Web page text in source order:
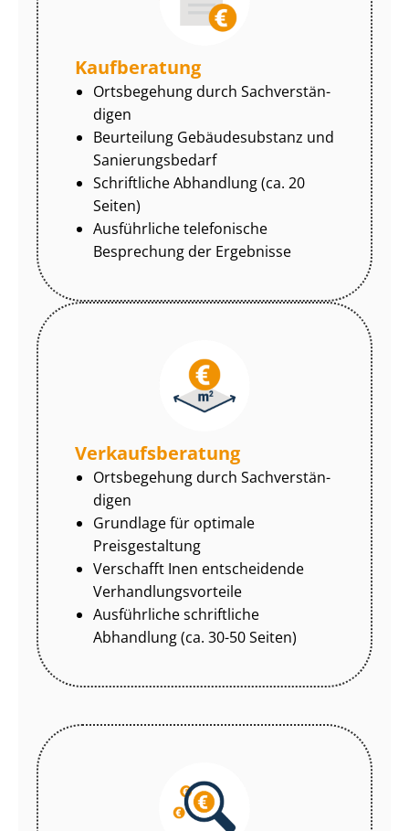
Kaufberatung
Ortsbegehung durch Sach­ver­stän­
di­gen
Beurteilung Gebäudesubstanz und
Sa­nie­rungs­be­darf
Schriftliche Abhandlung (ca. 20
Seiten)
Ausführliche telefonische
Besprechung der Ergebnisse
Ver­kaufs­be­ra­tung
Ortsbegehung durch Sach­ver­stän­
di­gen
Grundlage für optimale
Preisgestaltung
Verschafft Inen entscheidende
Ver­hand­lungs­vor­tei­le
Ausführliche schriftliche
Abhandlung (ca. 30-50 Seiten)